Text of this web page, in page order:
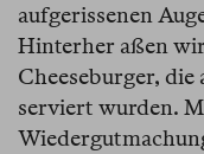
aufgerissenen
Hinterher aßen
Cheeseburger,
serviert wurden.